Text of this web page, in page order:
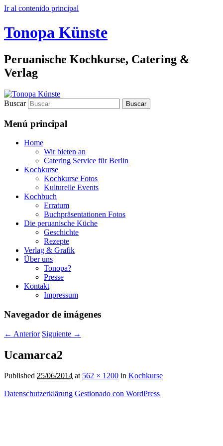
Ir al contenido principal
Tonopa Künste
Peruanische Kochkurse, Catering &
Verlag
Buscar
Menú principal
Home
Wir bieten an
Catering Service für Berlin
Kochkurse
Kochkurse Fotos
Kulturelle Events
Kochbuch
Erratum
Buchpräsentationen Fotos
Die peruanische Küche
Geschichte
Rezepte
Verlag & Grafik
Über uns
Tonopa?
Presse
Kontakt
Impressum
Navegador de imágenes
← Anterior Siguiente →
Ucamarca2
Published 25/06/2014 at 562 × 1200 in Kochkurse
Datenschutzerklärung Gestionado con WordPress